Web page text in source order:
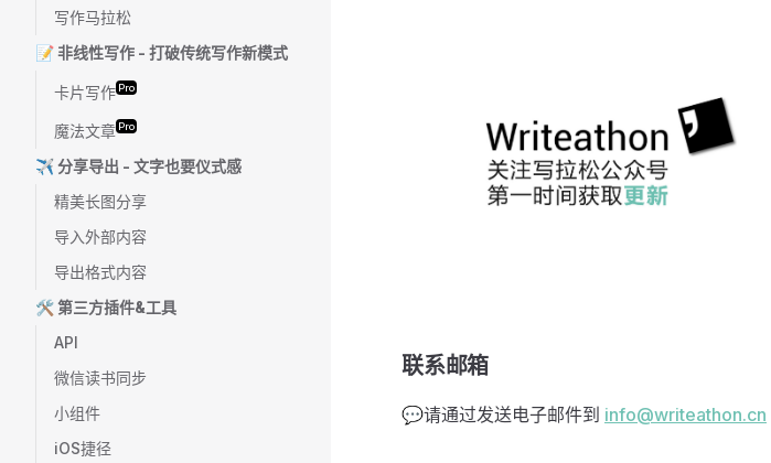
写作马拉松
📝 非线性写作 - 打破传统写作新模式
卡片写作 Pro
魔法文章 Pro
✈️ 分享导出 - 文字也要仪式感
精美长图分享
导入外部内容
导出格式内容
🛠 第三方插件&工具
API
微信读书同步
小组件
iOS捷径
联系邮箱
💬请通过发送电子邮件到 info@writeathon.cn